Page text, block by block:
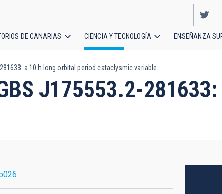
DE CANARIAS CIENCIA Y TECNOLOGÍA ENSEÑANZA
a 10 h long orbital period cataclysmic variable
J175553.2-